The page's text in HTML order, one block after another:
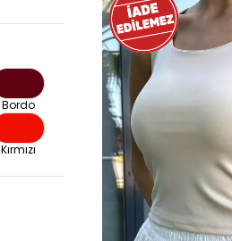
Bordo
Kırmızı